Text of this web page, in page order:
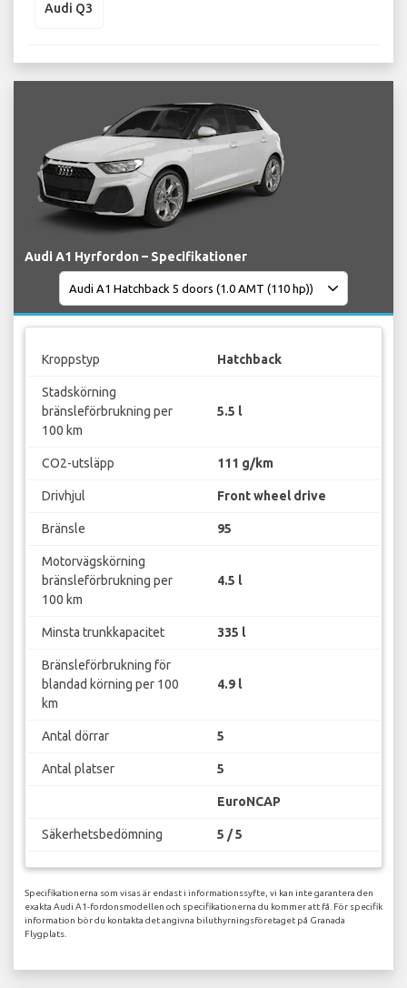
Audi Q3
Audi A1 Hyrfordon – Specifikationer
Kroppstyp Hatchback
Stadskörning
bränsleförbrukning per
100 km
5.5 l
CO2-utsläpp 111 g/km
Drivhjul Front wheel drive
Bränsle 95
Motorvägskörning
bränsleförbrukning per
100 km
4.5 l
Minsta trunkkapacitet 335 l
Bränsleförbrukning för
blandad körning per 100
km
4.9 l
Antal dörrar 5
Antal platser 5
EuroNCAP
Säkerhetsbedömning 5 / 5
Specifikationerna som visas är endast i informationssyfte, vi kan inte garantera den
exakta Audi A1-fordonsmodellen och specifikationerna du kommer att få. För specifik
information bör du kontakta det angivna biluthyrningsföretaget på Granada
Flygplats.